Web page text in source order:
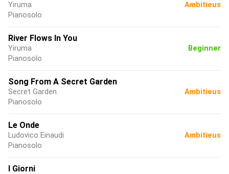
Yiruma
Pianosolo
Ambitieus
River Flows In You
Yiruma
Pianosolo
Beginner
Song From A Secret Garden
Secret Garden
Pianosolo
Ambitieus
Le Onde
Ludovico Einaudi
Pianosolo
Ambitieus
I Giorni